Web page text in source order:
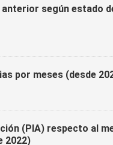
según estado
por meses (desde
(PIA) respecto al
2022)